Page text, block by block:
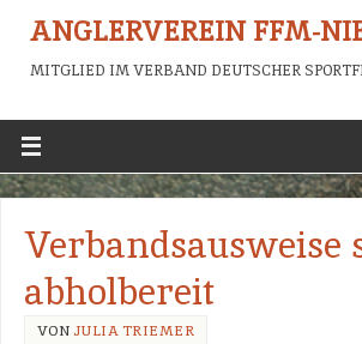
ANGLERVEREIN FFM-
MITGLIED IM VERBAND DEUTSCHER
Verbandsausweise
abholbereit
VON JULIA TRIEMER